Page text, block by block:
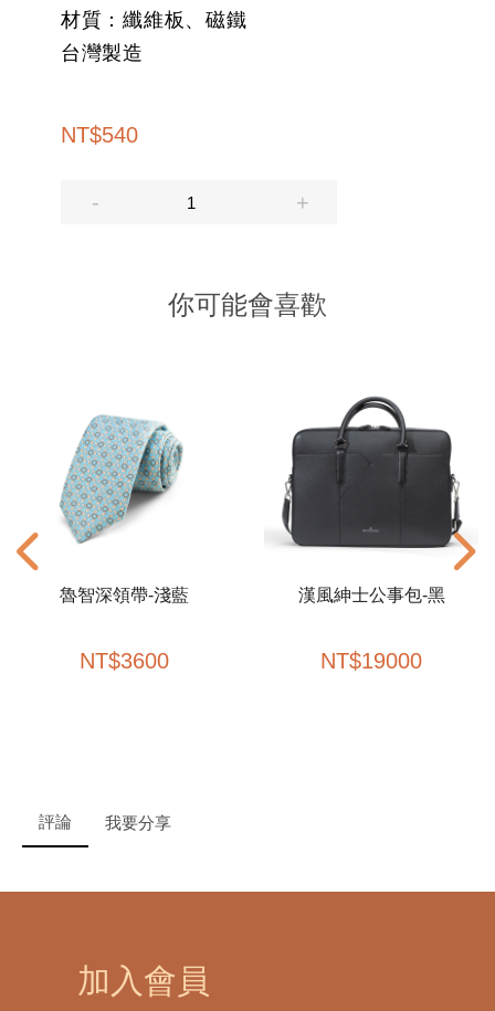
材質：纖維板、磁鐵
台灣製造
NT$540
你可能會喜歡
魯智深領帶-淺藍
NT$3600
漢風紳士公事包-黑
NT$19000
評論 我要分享
加入會員